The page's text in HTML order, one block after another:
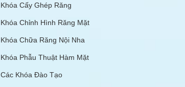
Khóa Cấy Ghép Răng
Khóa Chỉnh Hình Răng Mặt
Khóa Chữa Răng Nội Nha
Khóa Phẫu Thuật Hàm Mặt
Các Khóa Đào Tạo